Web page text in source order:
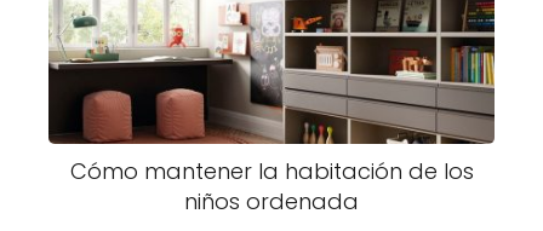
Cómo mantener la habitación de los
niños ordenada